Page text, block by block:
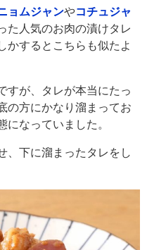
ョムジャンやコチュジャ
た人気のお肉の漬けタレ
かするとこちらも似たよ
すが、タレが本当にたっ
の方にかなり溜まってお
になっていました。
、下に溜まったタレをし